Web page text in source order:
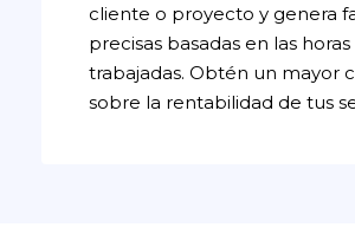
cliente o proyecto y genera
precisas basadas en las horas
trabajadas. Obtén un mayor
sobre la rentabilidad de tus